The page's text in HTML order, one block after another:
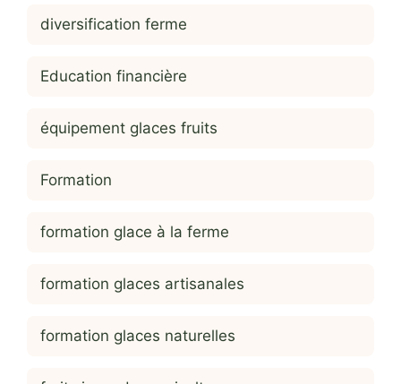
diversification ferme
Education financière
équipement glaces fruits
Formation
formation glace à la ferme
formation glaces artisanales
formation glaces naturelles